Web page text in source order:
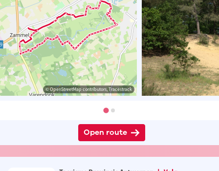
© OpenStreetMap contributors, Tracestrack
Open route